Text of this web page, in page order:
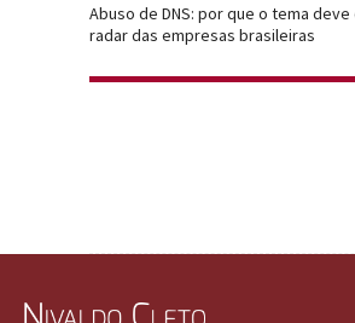
Abuso de DNS: por que o tema
radar das empresas brasileiras